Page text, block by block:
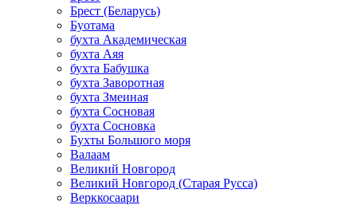
Брест (Беларусь)
Буотама
бухта Академическая
бухта Аяя
бухта Бабушка
бухта Заворотная
бухта Змеиная
бухта Сосновая
бухта Сосновка
Бухты Большого моря
Валаам
Великий Новгород
Великий Новгород (Старая Русса)
Верккосаари